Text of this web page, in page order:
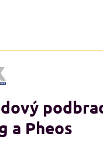
a Pheos
XXL+